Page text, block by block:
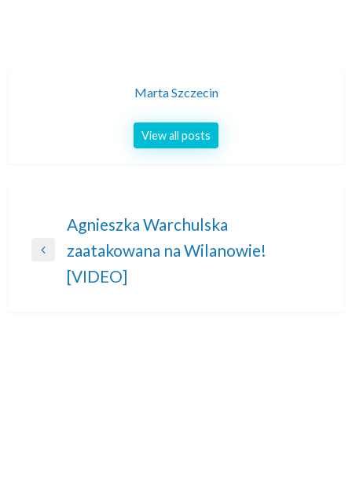
Marta Szczecin
View all posts
Nawigacja
wpisu
Previous
Agnieszka Warchulska
zaatakowana na Wilanowie!
[VIDEO]